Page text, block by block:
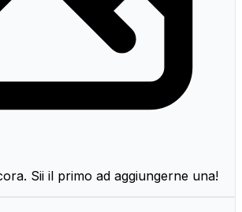
Sii il primo ad aggiungerne una!